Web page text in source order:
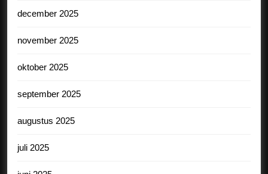
december 2025
november 2025
oktober 2025
september 2025
augustus 2025
juli 2025